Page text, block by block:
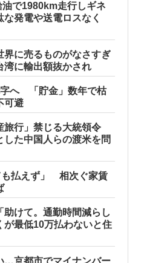
で1980km走行しギネ
発電や送電ロスなく
界に売るものがなさすぎ
湾に輸出額抜かされ
字へ 「貯金」数年で枯
可避
旅行」禁じる大統領令
した中国人らの渡米を問
も払えず」 相次ぐ家賃
助けて。通勤時間減らし
が最低10万払わないと住